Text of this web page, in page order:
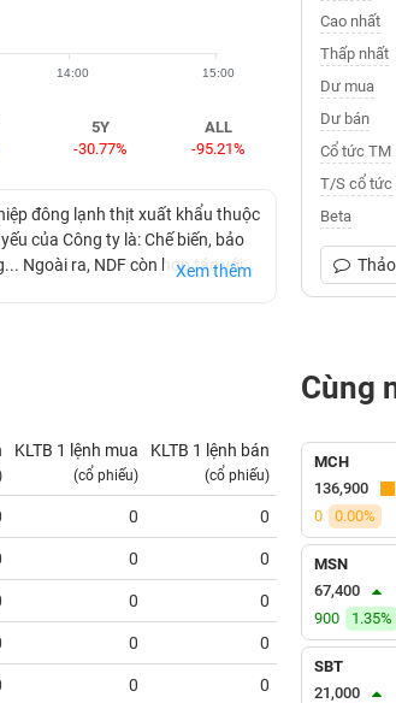
14:00 15:00
5Y
-30.77%
ALL
-95.21%
đông lạnh thịt xuất khẩu thuộc
của Công ty là: Chế biến, bảo
Ngoài ra, NDF còn hợp tác với
Xem thêm
Cao nhất
Thấp nhất
Dư mua
Dư bán
Cổ tức TM
T/S cổ tức
Beta
KLTB 1 lệnh mua
(cổ phiếu)
KLTB 1 lệnh bán
(cổ phiếu)
0 0 0.00
0 0 0.00
0 0 0.00
0 0 0.00
0 0 0.00
Cùng
MCH
136,900
0
0.00%
MSN
67,400
900
1.35%
SBT
21,000